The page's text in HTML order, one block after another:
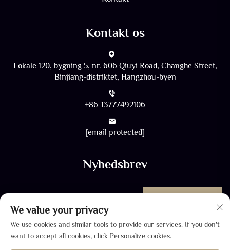
Kontakt os
Lokale 120, bygning 5, nr. 606 Qiuyi Road, Changhe Street,
Binjiang-distriktet, Hangzhou-byen
+86-13777492106
[email protected]
Nyhedsbrev
We value your privacy
We use cookies and similar tools to provide our services. If you don't
want to accept all cookies, click Personalize cookies.